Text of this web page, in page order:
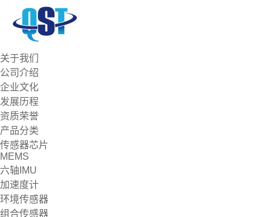
关于我们
公司介绍
企业文化
发展历程
资质荣誉
产品分类
传感器芯片
MEMS
六轴IMU
加速度计
环境传感器
组合传感器